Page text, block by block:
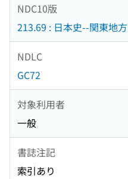
NDC10版
213.69 : 日本史--関東地方
NDLC
GC72
対象利用者
一般
書誌注記
索引あり